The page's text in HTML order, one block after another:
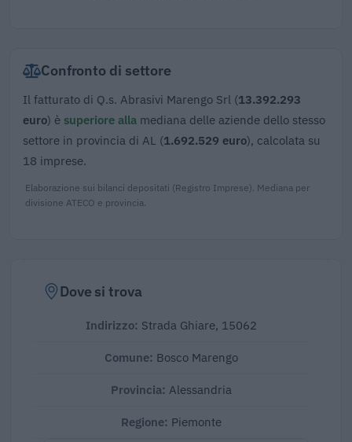
Confronto di settore
Il fatturato di Q.s. Abrasivi Marengo Srl (13.392.293
euro) è superiore alla mediana delle aziende dello stesso
settore in provincia di AL (1.692.529 euro), calcolata su
18 imprese.
Elaborazione sui bilanci depositati (Registro Imprese). Mediana per
divisione ATECO e provincia.
Dove si trova
Indirizzo: Strada Ghiare, 15062
Comune: Bosco Marengo
Provincia: Alessandria
Regione: Piemonte